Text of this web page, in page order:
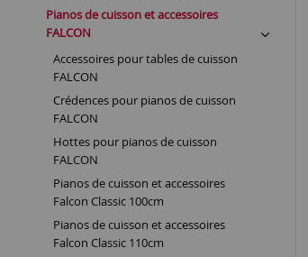
Pianos de cuisson et accessoires
FALCON
Accessoires pour tables de cuisson
FALCON
Crédences pour pianos de cuisson
FALCON
Hottes pour pianos de cuisson
FALCON
Pianos de cuisson et accessoires
Falcon Classic 100cm
Pianos de cuisson et accessoires
Falcon Classic 110cm